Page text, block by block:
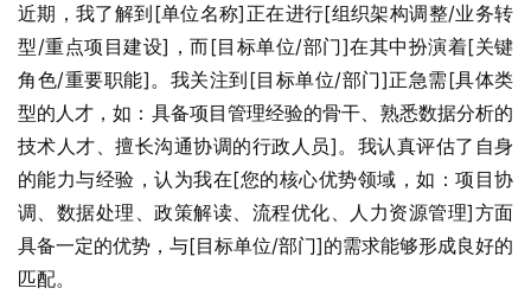
近期，我了解到[单位名称]正在进行[组织架构调整/业务转
型/重点项目建设]，而[目标单位/部门]在其中扮演着[关键
角色/重要职能]。我关注到[目标单位/部门]正急需[具体类
型的人才，如：具备项目管理经验的骨干、熟悉数据分析的
技术人才、擅长沟通协调的行政人员]。我认真评估了自身
的能力与经验，认为我在[您的核心优势领域，如：项目协
调、数据处理、政策解读、流程优化、人力资源管理]方面
具备一定的优势，与[目标单位/部门]的需求能够形成良好的
匹配。